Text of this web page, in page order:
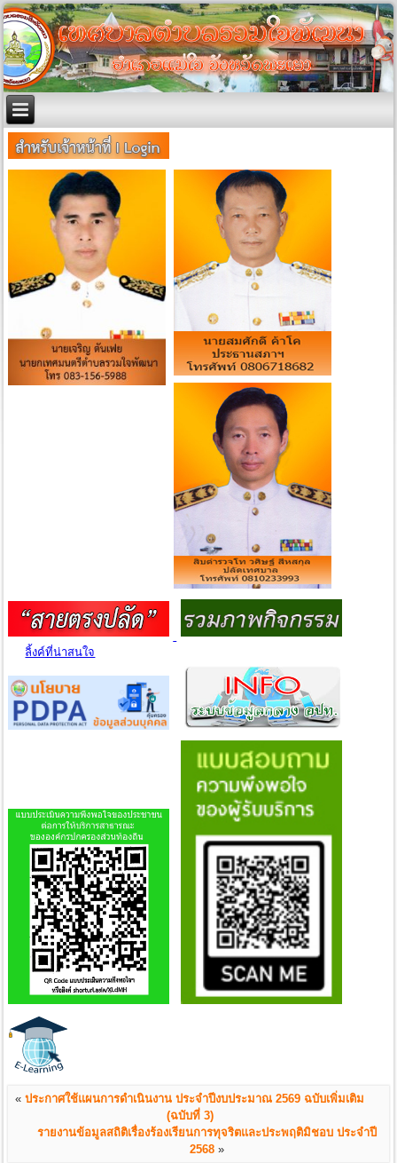
ลิ้งค์ที่น่าสนใจ
«ประกาศใช้แผนการดำเนินงาน ประจำปีงบประมาณ 2569 ฉบับเพิ่มเติม
(ฉบับที่ 3)
รายงานข้อมูลสถิติเรื่องร้องเรียนการทุจริตและประพฤติมิชอบ ประจำปี
2568 »